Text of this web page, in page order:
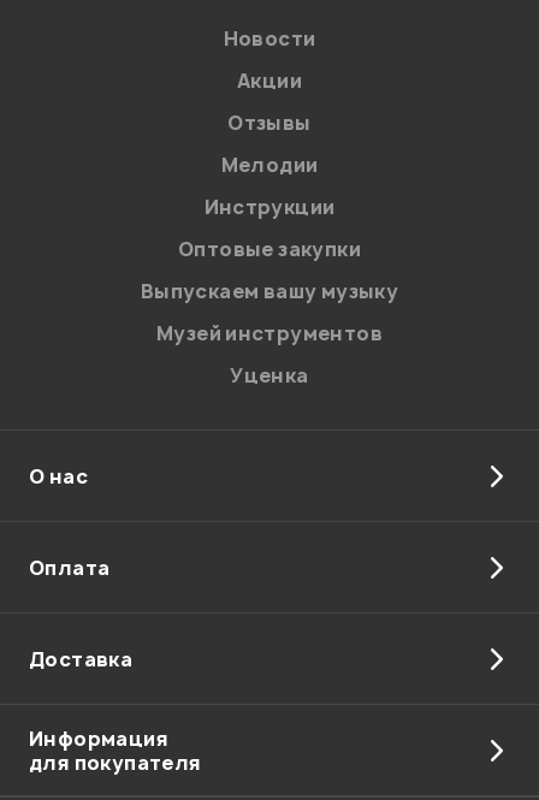
Новости
Акции
Отзывы
Мелодии
Инструкции
Оптовые закупки
Выпускаем вашу музыку
Музей инструментов
Уценка
О нас
Оплата
Доставка
Информация
для покупателя